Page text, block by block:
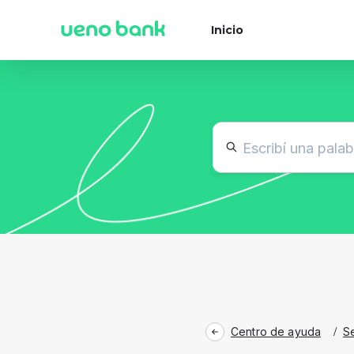
Inicio
Centro de ayuda /